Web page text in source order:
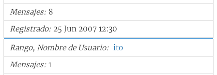
Mensajes 8
Registrado 25 Jun 2007 12:30
Rango, Nombre de Usuario
ito
Mensajes 1